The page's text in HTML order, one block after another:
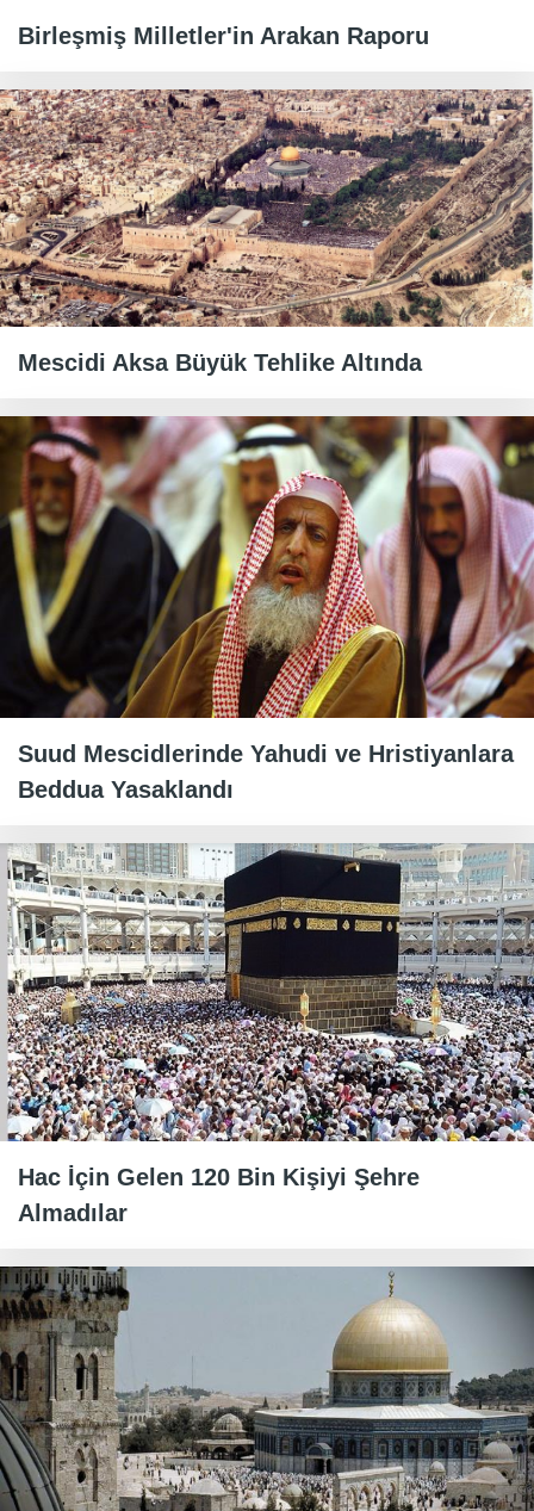
Birleşmiş Milletler'in Arakan Raporu
Mescidi Aksa Büyük Tehlike Altında
Suud Mescidlerinde Yahudi ve Hristiyanlara
Beddua Yasaklandı
Hac İçin Gelen 120 Bin Kişiyi Şehre
Almadılar